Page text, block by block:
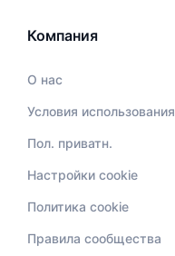
Компания
О нас
Условия использования
Пол. приватн.
Настройки cookie
Политика cookie
Правила сообщества